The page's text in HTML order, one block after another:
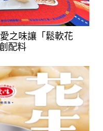
之味讓「鬆軟花
配料